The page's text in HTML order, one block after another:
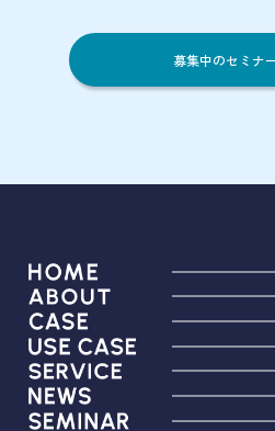
募集中のセミナ